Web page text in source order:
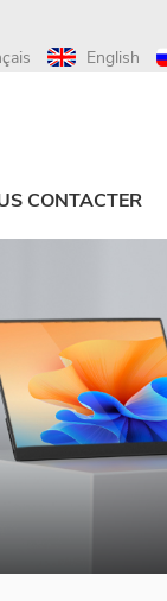
English
CONTACTER